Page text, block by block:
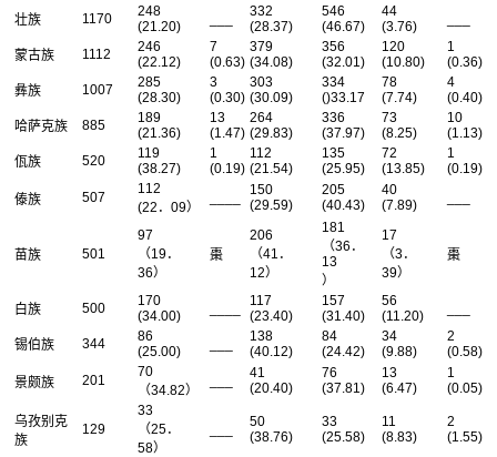
壮族 1170
248
(21.20)
332
(28.37)
546
(46.67)
44
(3.76)
蒙古族 1112
246
(22.12)
7
(0.63)
379
(34.08)
356
(32.01)
120
(10.80)
1
(0.36)
彝族
1007
285
(28.30)
3
(0.30)
303
(30.09)
334
()33.17
78
(7.74)
4
(0.40)
哈萨克族
885
189
(21.36)
13
(1.47)
264
(29.83)
336
(37.97)
73
(8.25)
10
(1.13)
佤族
520
119
(38.27)
1
(0.19)
112
(21.54)
135
(25.95)
72
(13.85)
1
(0.19)
傣族
507
112
(22．09）
150
(29.59)
205
(40.43)
40
(7.89)
苗族 501
97
（19．
36）
棗
206
（41．
12）
181
（36．
13
）
17
（3．
39）
棗
白族 500
170
(34.00)
117
(23.40)
157
(31.40)
56
(11.20)
锡伯族 344
86
(25.00)
138
(40.12)
84
(24.42)
34
(9.88)
2
(0.58)
景颇族
201
70
（34.82）
41
(20.40)
76
(37.81)
13
(6.47)
1
(0.05)
乌孜别克
族
129
33
（25．
58）
50
(38.76)
33
(25.58)
11
(8.83)
2
(1.55)